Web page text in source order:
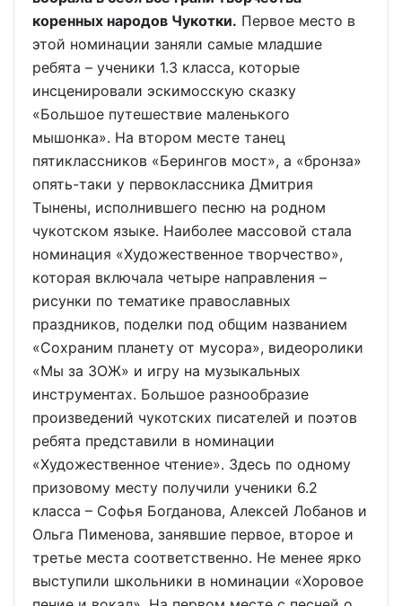
коренных народов Чукотки. Первое место в
этой номинации заняли самые младшие
ребята – ученики 1.3 класса, которые
инсценировали эскимосскую сказку
«Большое путешествие маленького
мышонка». На втором месте танец
пятиклассников «Берингов мост», а «бронза»
опять-таки у первоклассника Дмитрия
Тынены, исполнившего песню на родном
чукотском языке. Наиболее массовой стала
номинация «Художественное творчество»,
которая включала четыре направления –
рисунки по тематике православных
праздников, поделки под общим названием
«Сохраним планету от мусора», видеоролики
«Мы за ЗОЖ» и игру на музыкальных
инструментах. Большое разнообразие
произведений чукотских писателей и поэтов
ребята представили в номинации
«Художественное чтение». Здесь по одному
призовому месту получили ученики 6.2
класса – Софья Богданова, Алексей Лобанов и
Ольга Пименова, занявшие первое, второе и
третье места соответственно. Не менее ярко
выступили школьники в номинации «Хоровое